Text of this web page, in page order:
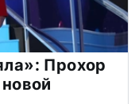
Прохор